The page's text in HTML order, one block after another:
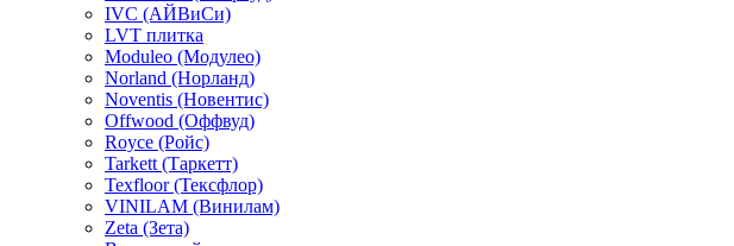
IVC (АЙВиСи)
LVT плитка
Moduleo (Модулео)
Norland (Норланд)
Noventis (Новентис)
Offwood (Оффвуд)
Royce (Ройс)
Tarkett (Таркетт)
Texfloor (Тексфлор)
VINILAM (Винилам)
Zeta (Зета)